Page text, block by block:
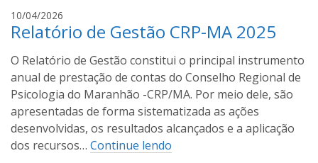
10/04/2026
s
e
m
i
r
o
o
Relatório de Gestão CRP-MA 2025
O Relatório de Gestão constitui o principal instrumento
anual de prestação de contas do Conselho Regional de
Psicologia do Maranhão -CRP/MA. Por meio dele, são
apresentadas de forma sistematizada as ações
desenvolvidas, os resultados alcançados e a aplicação
dos recursos… Continue lendo